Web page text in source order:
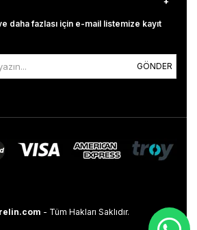
daha fazlası için e-mail listemize kayıt
GÖNDER
- Tüm Hakları Saklıdır.